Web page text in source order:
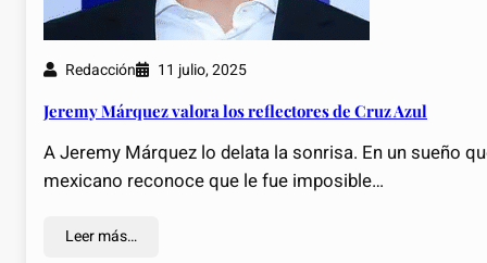
Redacción 11 julio, 2025
Jeremy Márquez valora los reflectores de Cruz Azul
A Jeremy Márquez lo delata la sonrisa. En un sueño
mexicano reconoce que le fue imposible…
Leer más…